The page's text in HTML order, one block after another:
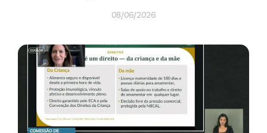
08/06/2026